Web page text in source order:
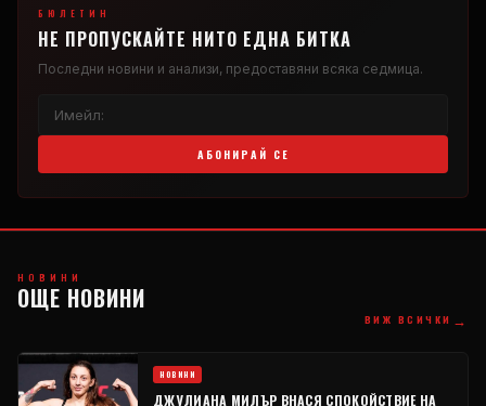
БЮЛЕТИН
НЕ ПРОПУСКАЙТЕ НИТО ЕДНА БИТКА
Последни новини и анализи, предоставяни всяка седмица.
АБОНИРАЙ СЕ
НОВИНИ
ОЩЕ НОВИНИ
ВИЖ ВСИЧКИ →
НОВИНИ
ДЖУЛИАНА МИЛЪР ВНАСЯ СПОКОЙСТВИЕ НА